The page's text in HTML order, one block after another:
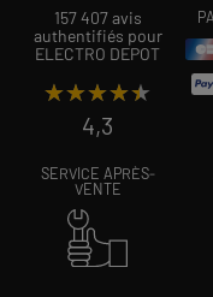
157 407 avis
authentifiés pour
ELECTRO DEPOT
★★★★★
★★★★★
4,3
SERVICE APRÈS-
VENTE